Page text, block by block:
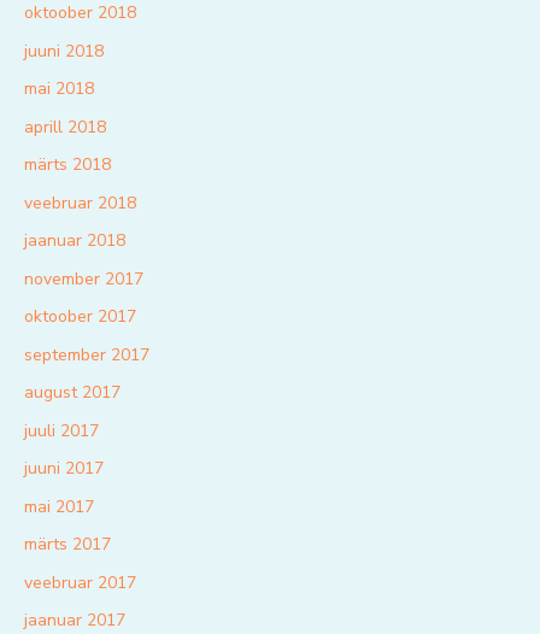
oktoober 2018
juuni 2018
mai 2018
aprill 2018
märts 2018
veebruar 2018
jaanuar 2018
november 2017
oktoober 2017
september 2017
august 2017
juuli 2017
juuni 2017
mai 2017
märts 2017
veebruar 2017
jaanuar 2017